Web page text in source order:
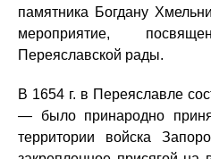
памятника Богдану
мероприятие,
Переяславской рады.
В 1654 г. в Переяславле
— было принародно
территории войска